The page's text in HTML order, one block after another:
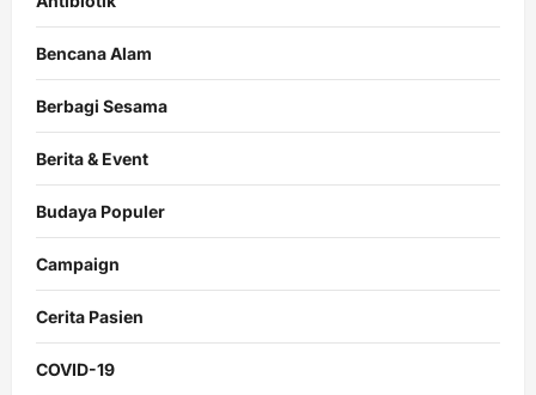
Bencana Alam
Berbagi Sesama
Berita & Event
Budaya Populer
Campaign
Cerita Pasien
COVID-19